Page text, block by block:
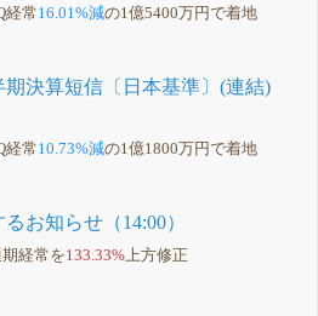
経常16.01%減の1億5400万円で着地
期決算短信〔日本基準〕(連結)
経常10.73%減の1億1800万円で着地
お知らせ（14:00）
経常を133.33%上方修正